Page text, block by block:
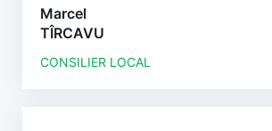
Marcel
TÎRCAVU
CONSILIER LOCAL